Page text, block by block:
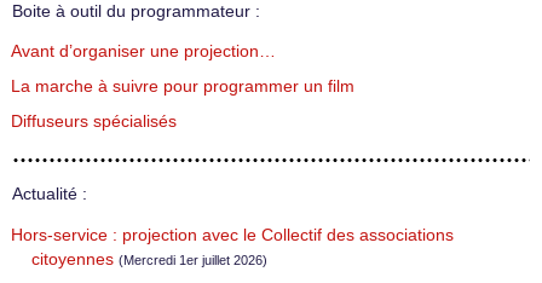
Boite à outil du programmateur :
Avant d’organiser une projection…
La marche à suivre pour programmer un film
Diffuseurs spécialisés
Actualité :
Hors-service : projection avec le Collectif des associations
citoyennes (Mercredi 1er juillet 2026)